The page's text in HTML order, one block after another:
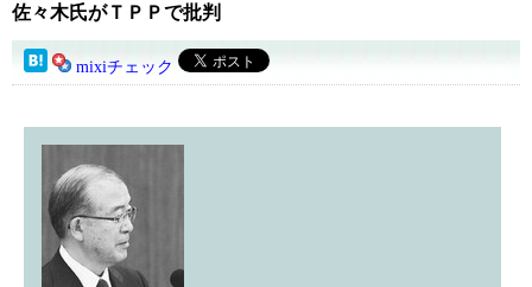
佐々木氏がＴＰＰで批判
mixiチェック